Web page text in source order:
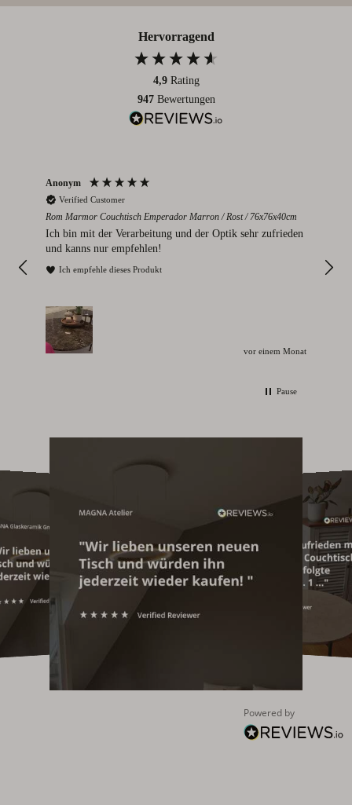
Hervorragend
4,9 Rating
947 Bewertungen
Parisa Mardanpour
Verified Customer
Monte Carlo Marmor Sideboard Emperador Marron / Gold /
112x32x75cm
Sieht sehr schön aus
Ich empfehle dieses Produkt
vor einem Monat
Pause
Powered by